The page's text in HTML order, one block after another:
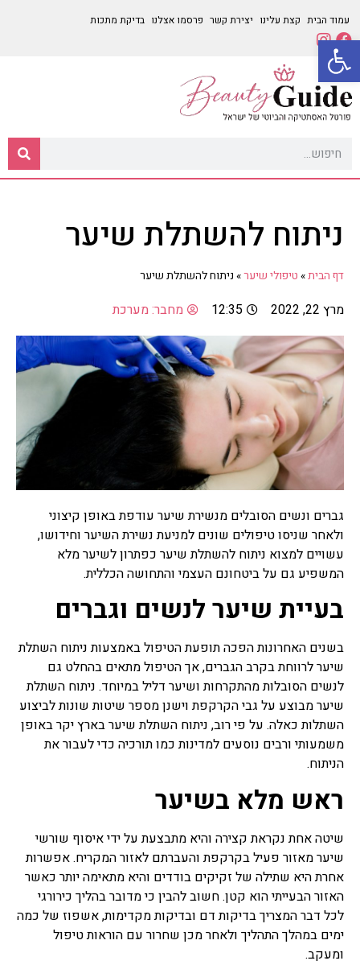
עמוד הבית קצת עלינו יצירת קשר פרסמו אצלנו בדיקת מתכות
ניתוח להשתלת שיער
דף הבית» טיפולי שיער» ניתוח להשתלת שיער
מרץ 22, 2022 12:35 מחבר:מערכת
גברים ונשים הסובלים מנשירת שיער עודפת באופן קיצוני
ולאחר שניסו טיפולים שונים למניעת נשירת השיער וחידושו,
עשויים למצוא ניתוח להשתלת שיער כפתרון לשיער מלא
המשפיע גם על ביטחונם העצמי והתחושה הכללית.
בעיית שיער לנשים וגברים
בשנים האחרונות הפכה תופעת הטיפול באמצעות ניתוח השתלת
שיער לרווחת בקרב הגברים, אך הטיפול מתאים בהחלט גם
לנשים הסובלות מהתקרחות ושיער דליל במיוחד. ניתוח השתלת
שיער מבוצע על גבי הקרקפת וישנן מספר שיטות שונות לביצוע
השתלות כאלה. על פי רוב, ניתוח השתלת שיער בארץ יקר באופן
משמעותי ורבים נוסעים למדינות כמו תורכיה כדי לעבור את
הניתוח.
ראש מלא בשיער
שיטה אחת נקראת קצירה והיא מתבצעת על ידי איסוף שורשי
שיער מאזור פעיל בקרקפת והעברתם לאזור המקריח. אפשרות
אחרת היא שתילה של זקיקים בודדים והיא מתאימה יותר כאשר
האזור הבעייתי הוא קטן. חשוב להבין כי מדובר בהליך כירורגי
לכל דבר המצריך בדיקות דם ובדיקות מקדימות, אשפוז של כמה
ימים במהלך התהליך ולאחר מכן שחרור עם הוראות טיפול
ומעקב.
פתח סרגל נגישות